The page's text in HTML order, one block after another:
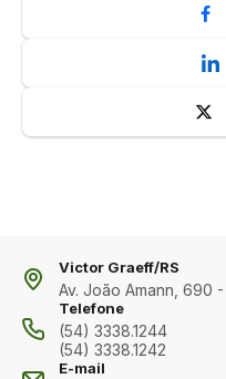
Victor Graeff/RS
Av. João Amann, 690
Telefone
(54) 3338.1244
(54) 3338.1242
E-mail